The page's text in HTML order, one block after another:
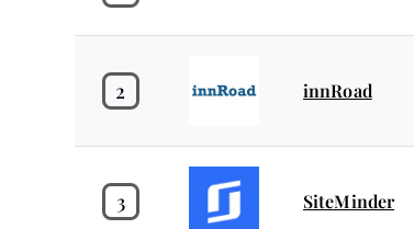
2 innRoad
3 SiteMinder